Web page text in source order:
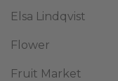
Elsa Lindqvist
Flower
Fruit Market